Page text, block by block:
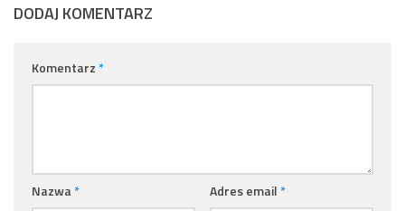
DODAJ KOMENTARZ
Komentarz*
Nazwa* Adres email*